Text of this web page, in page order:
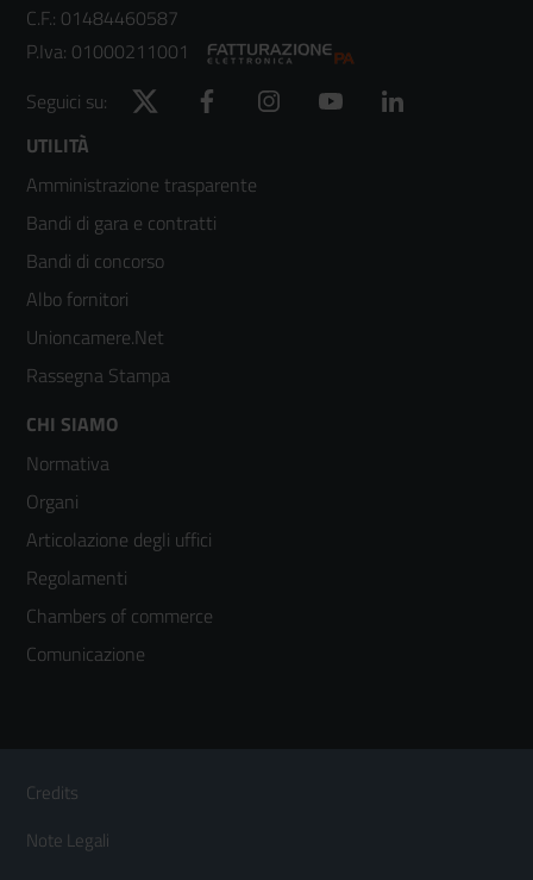
C.F.: 01484460587
P.Iva: 01000211001
Seguici su:
Twitter Facebook Instagram YouTube
Footer
menù
colonna
2
UTILITÀ
Amministrazione trasparente
Bandi di gara e contratti
Bandi di concorso
Albo fornitori
Unioncamere.Net
Rassegna Stampa
Footer
menù
colonna
3
CHI SIAMO
Normativa
Organi
Articolazione degli uffici
Regolamenti
Chambers of commerce
Comunicazione
Footer
Menù
orizzontale
Credits
Note Legali